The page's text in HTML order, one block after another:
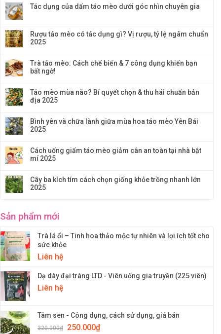
Tác dụng của dấm táo mèo dưới góc nhìn chuyên gia
Rượu táo mèo có tác dụng gì? Vị rượu, tỷ lệ ngâm chuẩn
2025
Trà táo mèo: Cách chế biến & 7 công dụng khiến bạn
bất ngờ!
Táo mèo mùa nào? Bí quyết chọn & thu hái chuẩn bản
địa 2025
Bình yên và chữa lành giữa mùa hoa táo mèo Yên Bái
2025
Cách uống giấm táo mèo giảm cân an toàn tại nhà bật
mí 2025
Cây ba kích tím cách chọn giống khỏe trồng nhanh lớn
2025
Sản phẩm mới
Trà lá ổi – Tinh hoa thảo mộc tự nhiên và lợi ích tốt cho
sức khỏe
Liên hệ
Dạ dày đại tràng LTD - Viên uống gia truyền (225 viên)
Liên hệ
Tâm sen - Công dụng, cách sử dụng, giá bán
320.000₫ 250.000₫